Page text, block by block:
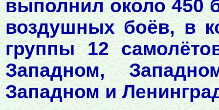
выполнил около 450
воздушных боёв, в
группы 12
Западном,
Западном и